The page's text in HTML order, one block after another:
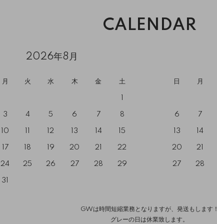
CALENDAR
2026年8月
月 火 水 木 金 土
3 4 5 6 7 8
10 12 13 14 15
17 18 19 20 21 22
24 25 26 27 28 29
31
日 月
6 7
13 14
20 21
27 28
GWは時間短縮業務となりますが、発送もします！
グレーの日は休業致します。